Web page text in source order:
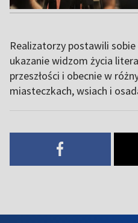
Realizatorzy postawili sobie
ukazanie widzom życia
przeszłości i obecnie w
miasteczkach, wsiach i